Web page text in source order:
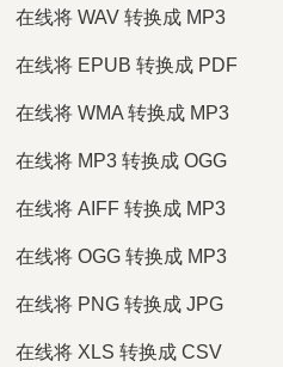
在线将 WAV 转换成 MP3
在线将 EPUB 转换成 PDF
在线将 WMA 转换成 MP3
在线将 MP3 转换成 OGG
在线将 AIFF 转换成 MP3
在线将 OGG 转换成 MP3
在线将 PNG 转换成 JPG
在线将 XLS 转换成 CSV